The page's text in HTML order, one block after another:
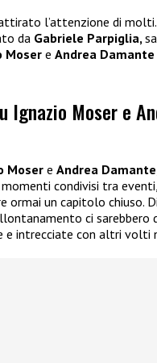
l’attenzione di molti.
da Gabriele Parpiglia,
Moser e Andrea Damante
Ignazio Moser e
Moser e Andrea Damante
condivisi tra
ormai un capitolo chiuso.
ci sarebbero
e intrecciate con altri volti